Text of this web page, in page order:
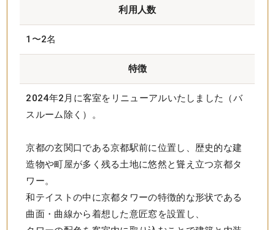
利用人数
1〜2名
特徴
2024年2月に客室をリニューアルいたしました（バ
スルーム除く）。
京都の玄関口である京都駅前に位置し、歴史的な建
造物や町屋が多く残る土地に悠然と聳え立つ京都タ
ワー。
和テイストの中に京都タワーの特徴的な形状である
曲面・曲線から着想した意匠窓を設置し、